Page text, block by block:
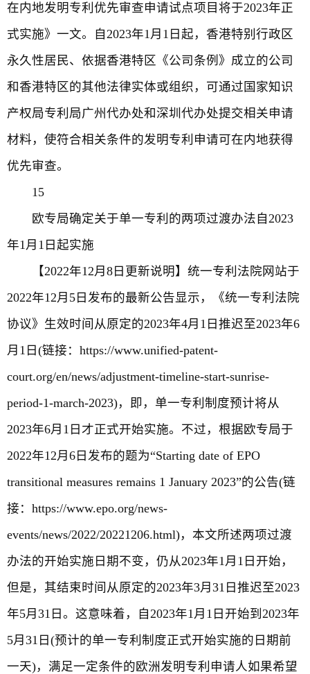
在内地发明专利优先审查申请试点项目将于2023年正
式实施》一文。自2023年1月1日起，香港特别行政区
永久性居民、依据香港特区《公司条例》成立的公司
和香港特区的其他法律实体或组织，可通过国家知识
产权局专利局广州代办处和深圳代办处提交相关申请
材料，使符合相关条件的发明专利申请可在内地获得
优先审查。
15
欧专局确定关于单一专利的两项过渡办法自2023
年1月1日起实施
【2022年12月8日更新说明】统一专利法院网站于
2022年12月5日发布的最新公告显示，《统一专利法院
协议》生效时间从原定的2023年4月1日推迟至2023年6
月1日(链接：https://www.unified-patent-
court.org/en/news/adjustment-timeline-start-sunrise-
period-1-march-2023)，即，单一专利制度预计将从
2023年6月1日才正式开始实施。不过，根据欧专局于
2022年12月6日发布的题为“Starting date of EPO
transitional measures remains 1 January 2023”的公告(链
接：https://www.epo.org/news-
events/news/2022/20221206.html)，本文所述两项过渡
办法的开始实施日期不变，仍从2023年1月1日开始，
但是，其结束时间从原定的2023年3月31日推迟至2023
年5月31日。这意味着，自2023年1月1日开始到2023年
5月31日(预计的单一专利制度正式开始实施的日期前
一天)，满足一定条件的欧洲发明专利申请人如果希望